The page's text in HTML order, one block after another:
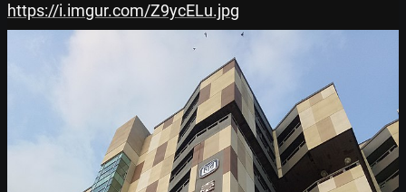
https://i.imgur.com/Z9ycELu.jpg